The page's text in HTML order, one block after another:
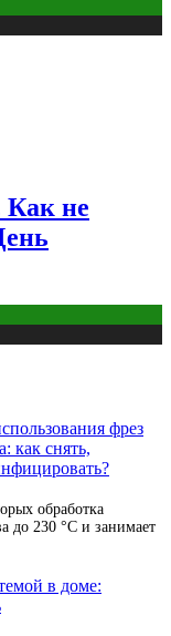
не
фрез
как снять,
обработка
до 230 °С и занимает
в доме: